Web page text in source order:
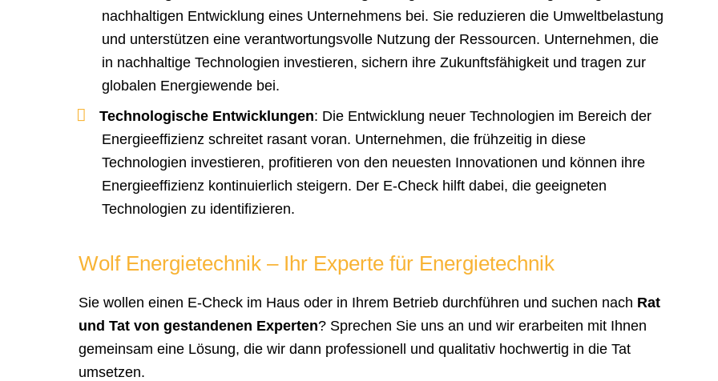
nachhaltigen Entwicklung eines Unternehmens bei. Sie reduzieren die Umweltbelastung
und unterstützen eine verantwortungsvolle Nutzung der Ressourcen. Unternehmen, die
in nachhaltige Technologien investieren, sichern ihre Zukunftsfähigkeit und tragen zur
globalen Energiewende bei.
Technologische Entwicklungen: Die Entwicklung neuer Technologien im Bereich der
Energieeffizienz schreitet rasant voran. Unternehmen, die frühzeitig in diese
Technologien investieren, profitieren von den neuesten Innovationen und können ihre
Energieeffizienz kontinuierlich steigern. Der E-Check hilft dabei, die geeigneten
Technologien zu identifizieren.
Wolf Energietechnik – Ihr Experte für Energietechnik
Sie wollen einen E-Check im Haus oder in Ihrem Betrieb durchführen und suchen nach Rat
und Tat von gestandenen Experten? Sprechen Sie uns an und wir erarbeiten mit Ihnen
gemeinsam eine Lösung, die wir dann professionell und qualitativ hochwertig in die Tat
umsetzen.